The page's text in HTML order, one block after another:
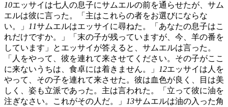
10エッサイは七人の息子にサムエルの前を通らせたが、サム
エルは彼に言った。「主はこれらの者をお選びにならな
い。」
11サムエルはエッサイに尋ねた。「あなたの息子はこ
れだけですか。」「末の子が残っていますが、今、羊の番を
しています」とエッサイが答えると、サムエルは言った。
「人をやって、彼を連れて来させてください。その子がここ
に来ないうちは、食卓には着きません。」
12エッサイは人を
やって、その子を連れて来させた。彼は血色が良く、目は美
しく、姿も立派であった。主は言われた。「立って彼に油を
注ぎなさい。これがその人だ。」
13サムエルは油の入った角